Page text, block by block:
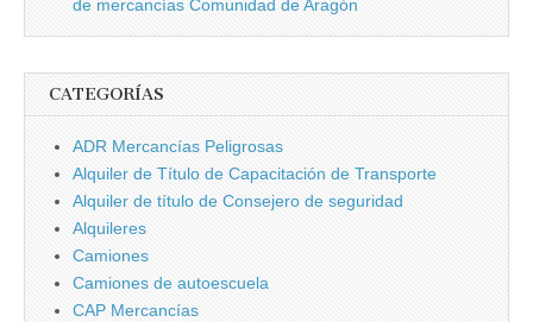
de mercancí­as Comunidad de Aragón
CATEGORÍAS
ADR Mercancí­as Peligrosas
Alquiler de Tí­tulo de Capacitación de Transporte
Alquiler de tí­tulo de Consejero de seguridad
Alquileres
Camiones
Camiones de autoescuela
CAP Mercancí­as